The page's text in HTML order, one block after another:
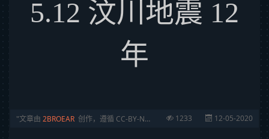
5.12 汶川地震 12
年
文章由 2BROEAR 创作，遵循 CC-BY-NC-SA 协议 1233 12-05-2020